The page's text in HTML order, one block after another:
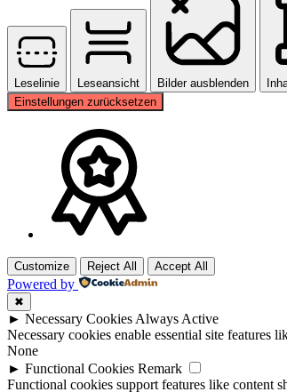
Leselinie Leseansicht Bilder ausblenden
Einstellungen zurücksetzen
Customize Reject All Accept All
Powered by
✖
► Necessary Cookies Always Active
Necessary cookies enable essential site features
None
► Functional Cookies Remark
Functional cookies support features like content